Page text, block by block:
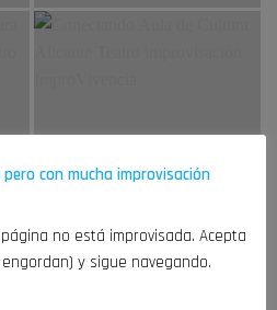
con mucha improvisación
no está improvisada. Acepta
y sigue navegando.